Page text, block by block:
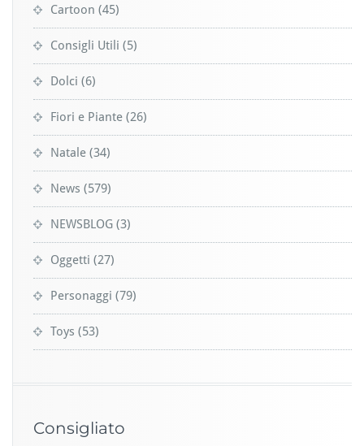
Cartoon (45)
Consigli Utili (5)
Dolci (6)
Fiori e Piante (26)
Natale (34)
News (579)
NEWSBLOG (3)
Oggetti (27)
Personaggi (79)
Toys (53)
Consigliato